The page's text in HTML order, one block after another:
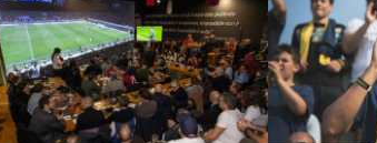
TENNIS CALCIO